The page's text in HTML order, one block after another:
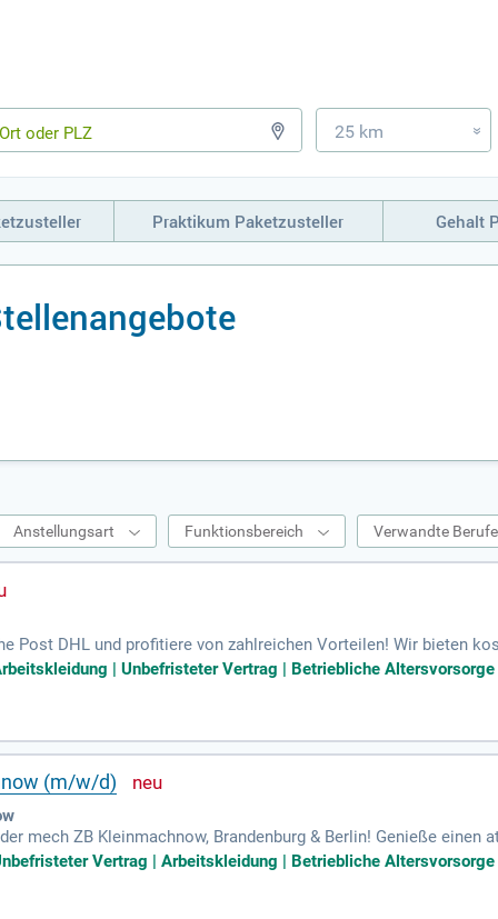
25 km »
Praktikum Paketzusteller Gehalt
Anstellungsart Funktionsbereich Verwandte Berufe
Post DHL und profitiere von zahlreichen Vorteilen! Wir bieten
damit du bestens vorbereitet bist. Bei guten Leistungen gibt
zum Standortleiter. Genieße attraktive
Rentner oder Student – bei uns bist du herzlich willkommen,
| Unbefristeter Vertrag | Betriebliche
(m/w/d)
mech ZB Kleinmachnow, Brandenburg & Berlin! Genieße einen
Profitiere von bis zu 332,34 € Urlaubsgeld und
und Möglichkeiten zur unbefristeten Übernahme.
Vertrag | Arbeitskleidung | Betriebliche Altersvorsorge